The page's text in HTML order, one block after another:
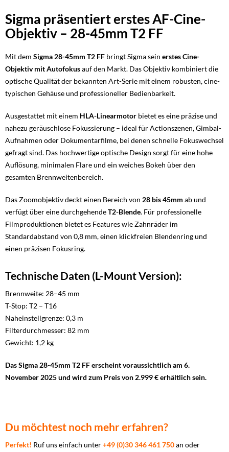
Sigma präsentiert erstes AF-Cine-
Objektiv – 28-45mm T2 FF
Mit dem Sigma 28-45mm T2 FF bringt Sigma sein erstes Cine-
Objektiv mit Autofokusauf den Markt. Das Objektiv kombiniert die
optische Qualität der bekannten Art-Serie mit einem robusten, cine-
typischen Gehäuse und professioneller Bedienbarkeit.
Ausgestattet mit einem HLA-Linearmotor bietet es eine präzise und
nahezu geräuschlose Fokussierung – ideal für Actionszenen, Gimbal-
Aufnahmen oder Dokumentarfilme, bei denen schnelle Fokuswechsel
gefragt sind. Das hochwertige optische Design sorgt für eine hohe
Auflösung, minimalen Flare und ein weiches Bokeh über den
gesamten Brennweitenbereich.
Das Zoomobjektiv deckt einen Bereich von 28 bis 45mm ab und
verfügt über eine durchgehendeT2-Blende. Für professionelle
Filmproduktionen bietet es Features wie Zahnräder im
Standardabstand von 0,8 mm, einen klickfreien Blendenring und
einen präzisen Fokusring.
Technische Daten (L-Mount Version):
Brennweite: 28–45 mm
T-Stop: T2 – T16
Naheinstellgrenze: 0,3 m
Filterdurchmesser: 82 mm
Gewicht: 1,2 kg
Das Sigma 28-45mm T2 FF erscheint voraussichtlich am 6.
November 2025 und wird zum Preis von 2.999 € erhältlich sein.
Du möchtest noch mehr erfahren?
Perfekt! Ruf uns einfach unter+49 (0)30 346 461 750an oder